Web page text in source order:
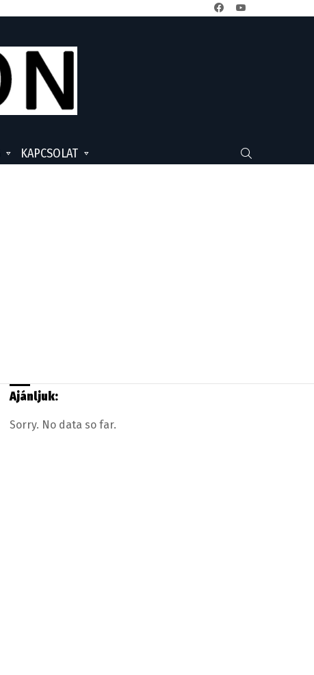
KAPCSOLAT
Ajánljuk:
Sorry. No data so far.